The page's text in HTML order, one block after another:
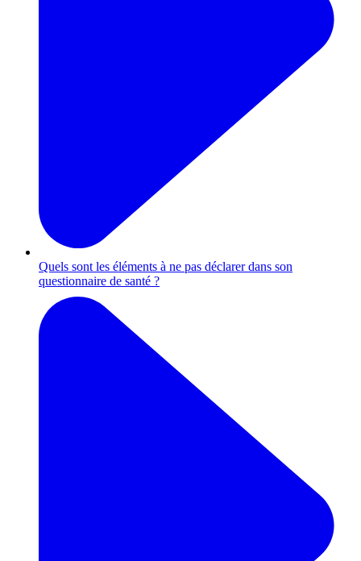
Quels sont les éléments à ne pas déclarer dans son
questionnaire de santé ?